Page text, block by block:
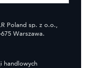
Poland sp. z o.o.,
Warszawa.
handlowych